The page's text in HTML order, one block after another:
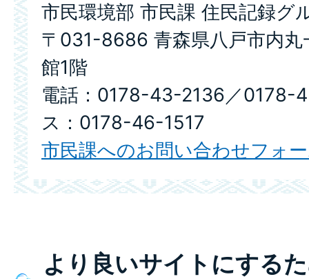
市民環境部 市民課 住民記録グ
〒031-8686 青森県八戸市内丸
館1階
電話：0178-43-2136／0178-
ス：0178-46-1517
市民課へのお問い合わせフォ
より良いサイトにする